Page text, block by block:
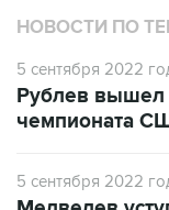
НОВОСТИ ПО
5 сентября 2022
Рублев вышел
чемпионата
5 сентября 2022